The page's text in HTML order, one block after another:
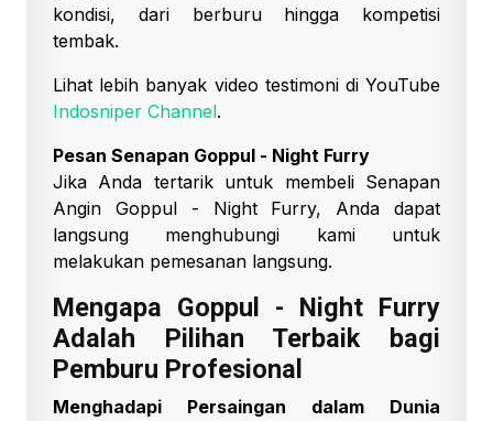
kondisi, dari berburu hingga kompetisi
tembak.
Lihat lebih banyak video testimoni di YouTube
Indosniper Channel.
Pesan Senapan Goppul - Night Furry
Jika Anda tertarik untuk membeli Senapan
Angin Goppul - Night Furry, Anda dapat
langsung menghubungi kami untuk
melakukan pemesanan langsung.
Mengapa Goppul - Night Furry
Adalah Pilihan Terbaik bagi
Pemburu Profesional
Menghadapi Persaingan dalam Dunia